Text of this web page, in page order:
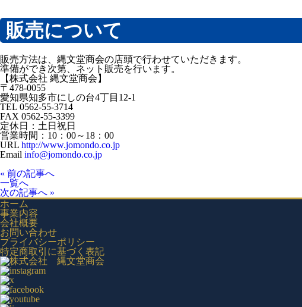
販売について
販売方法は、縄文堂商会の店頭で行わせていただきます。
準備ができ次第、ネット販売を行います。
【株式会社 縄文堂商会】
〒478-0055
愛知県知多市にしの台4丁目12-1
TEL 0562-55-3714
FAX 0562-55-3399
定休日：土日祝日
営業時間：10：00～18：00
URL http://www.jomondo.co.jp
Email info@jomondo.co.jp
« 前の記事へ
一覧へ
次の記事へ »
ホーム
事業内容
会社概要
お問い合わせ
プライバシーポリシー
特定商取引に基づく表記